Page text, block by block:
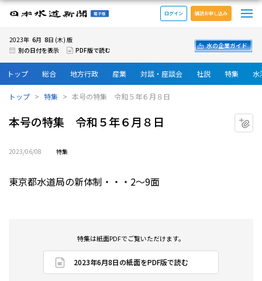
日本水道新聞 電子版
ログイン 購読お申し込み
2023年 6月 8日 (木) 版
別の日付を表示
PDF版で読む
水の企業ガイド
トップ 総合 地方行政 産業 対談・座談会 社説 特集 水
トップ 特集 本号の特集 令和５年６月８日
本号の特集 令和５年６月８日
2023/06/08 特集
東京都水道局の新体制・・・2～9面
特集は紙面PDFでご覧いただけます。
2023年6月8日の紙面をPDF版で読む